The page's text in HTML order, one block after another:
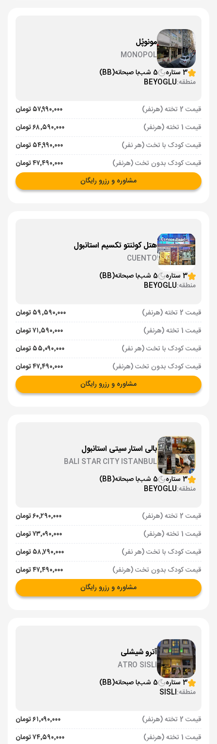
مونوپُل
MONOPOL
3 ستاره
5 شب با صبحانه(BB)
منطقه:BEYOGLU
قیمت 2 تخته (هرنفر)
۵۷٬۹۹۰٬۰۰۰ تومان
قیمت 1 تخته (هرنفر)
۶۸٬۵۹۰٬۰۰۰ تومان
قیمت کودک با تخت (هر نفر)
۵۴٬۹۹۰٬۰۰۰ تومان
قیمت کودک بدون تخت (هرنفر)
۴۷٬۴۹۰٬۰۰۰ تومان
مشاوره و رزرو رایگان
هتل کوئنتو تکسیم استانبول
CUENTO
3 ستاره
5 شب با صبحانه(BB)
منطقه:BEYOGLU
قیمت 2 تخته (هرنفر)
۵۹٬۵۹۰٬۰۰۰ تومان
قیمت 1 تخته (هرنفر)
۷۱٬۵۹۰٬۰۰۰ تومان
قیمت کودک با تخت (هر نفر)
۵۵٬۰۹۰٬۰۰۰ تومان
قیمت کودک بدون تخت (هرنفر)
۴۷٬۴۹۰٬۰۰۰ تومان
مشاوره و رزرو رایگان
بالی استار سیتی استانبول
BALI STAR CITY ISTANBUL
3 ستاره
5 شب با صبحانه(BB)
منطقه:BEYOGLU
قیمت 2 تخته (هرنفر)
۶۰٬۲۹۰٬۰۰۰ تومان
قیمت 1 تخته (هرنفر)
۷۳٬۰۹۰٬۰۰۰ تومان
قیمت کودک با تخت (هر نفر)
۵۸٬۷۹۰٬۰۰۰ تومان
قیمت کودک بدون تخت (هرنفر)
۴۷٬۴۹۰٬۰۰۰ تومان
مشاوره و رزرو رایگان
آترو شیشلی
ATRO SISLI
3 ستاره
5 شب با صبحانه(BB)
منطقه:SISLI
قیمت 2 تخته (هرنفر)
۶۱٬۰۹۰٬۰۰۰ تومان
قیمت 1 تخته (هرنفر)
۷۴٬۵۹۰٬۰۰۰ تومان